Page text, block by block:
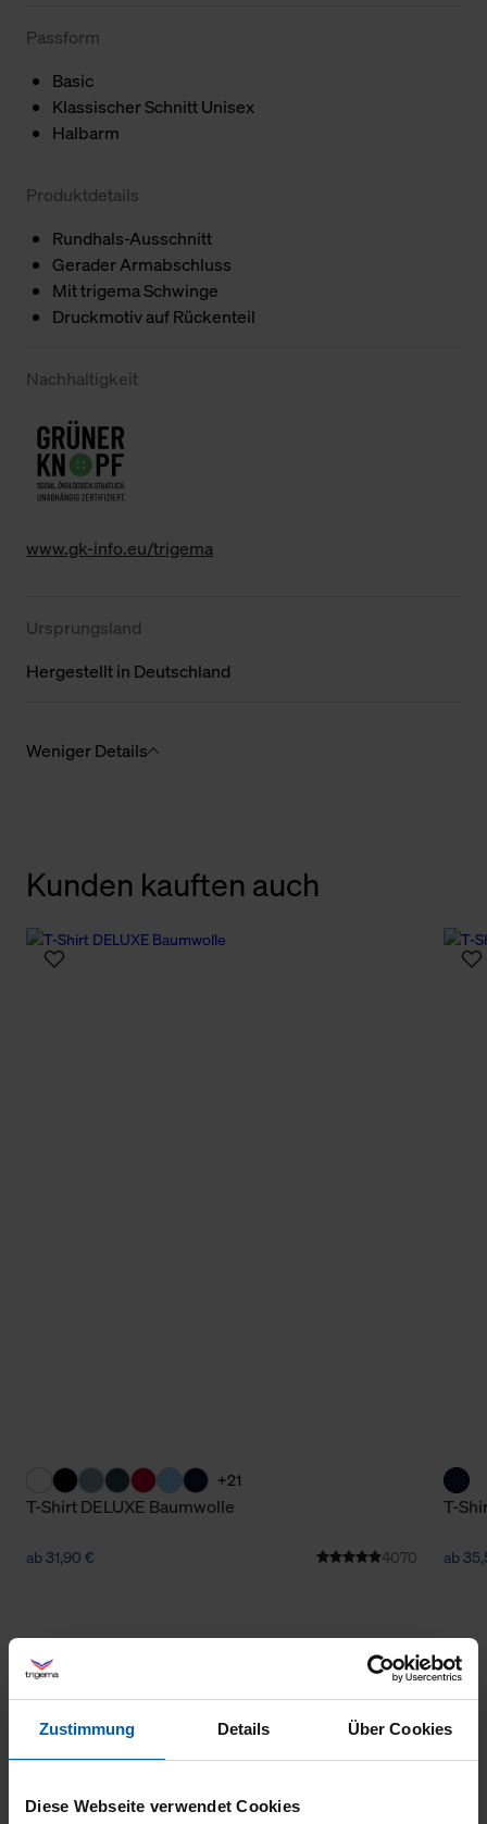
Zustimmung Details Über Cookies
Diese Webseite verwendet Cookies
Passform
Basic
Klassischer Schnitt Unisex
Halbarm
Produktdetails
Rundhals-Ausschnitt
Gerader Armabschluss
Mit trigema Schwinge
Druckmotiv auf Rückenteil
Nachhaltigkeit
www.gk-info.eu/trigema
Ursprungsland
Hergestellt in Deutschland
Weniger Details
Kunden kauften auch
+21
T-Shirt DELUXE Baumwolle
ab 31,90 € 4070
T-
ab
Klimaneutraler
Familienunternehmen